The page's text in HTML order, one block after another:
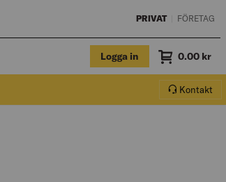
PRIVAT FÖRETAG
Logga in Varukorg.
Summa
0.00 kr
Kontakt